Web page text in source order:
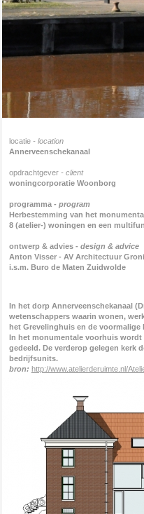
locatie- location
Annerveenschekanaal
opdrachtgever- client
woningcorporatie Woonborg
programma- program
Herbestemming van het
8 (atelier-) woningen en een
ontwerp & advies - design & advice
Anton Visser - AV Architectuur
i.s.m. Buro de Maten Zuidwolde
In het dorp Annerveenschekanaal
wetenschappers waarin wonen,
het Grevelinghuis en de voormalige
In het monumentale voorhuis
gedeeld. De verderop gelegen kerk
bedrijfsunits.
bron: http://www.atelierderuimte.nl/